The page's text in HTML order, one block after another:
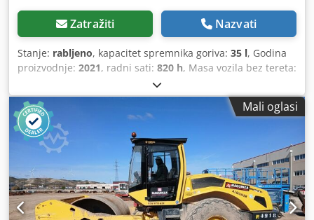
Zatražiti Nazvati
Stanje: rabljeno, kapacitet spremnika goriva: 35 l, Godina
proizvodnje: 2021, radni sati: 820 h, Masa vozila bez tereta:
2.700 kg Dimenzije (D x Š x V): 253 x 127 x 257 cm Credpfx
Asy Iz A Ajbgjf
Mali oglasi